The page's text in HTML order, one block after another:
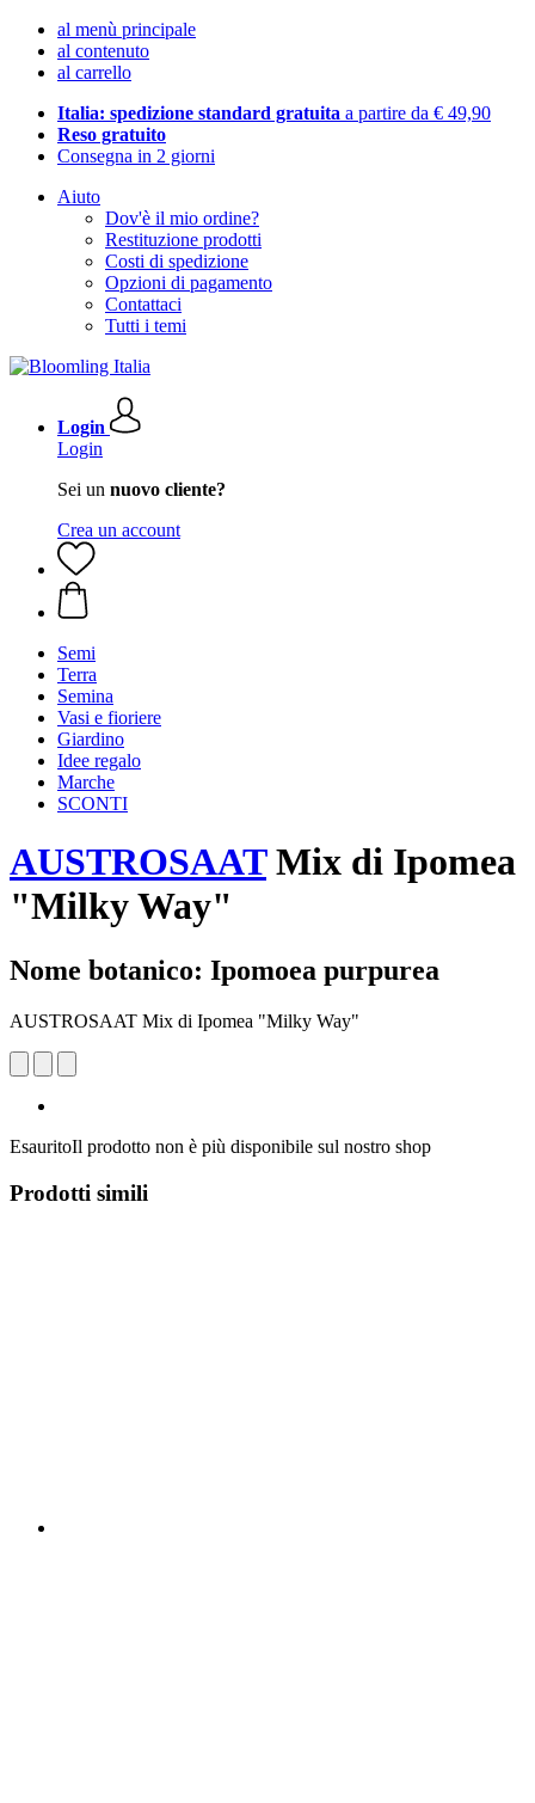
al menù principale
al contenuto
al carrello
Italia: spedizione standard gratuita a partire da € 49,90
Reso gratuito
Consegna in 2 giorni
Aiuto
Dov'è il mio ordine?
Restituzione prodotti
Costi di spedizione
Opzioni di pagamento
Contattaci
Tutti i temi
Login
Login
Sei un nuovo cliente?
Crea un account
Semi
Terra
Semina
Vasi e fioriere
Giardino
Idee regalo
Marche
SCONTI
AUSTROSAATMix di Ipomea
"Milky Way"
Nome botanico: Ipomoea purpurea
AUSTROSAAT Mix di Ipomea "Milky Way"
EsauritoIl prodotto non è più disponibile sul nostro shop
Prodotti simili